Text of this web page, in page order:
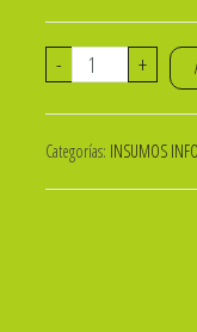
-
ROLLO
TERMICO
37mmx20mts.
+
Categorías: INSUMOS